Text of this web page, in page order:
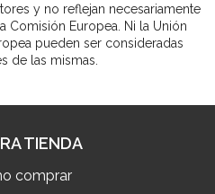
y no reflejan necesariamente
Comisión Europea. Ni la Unión
pueden ser consideradas
de las mismas.
TIENDA
comprar